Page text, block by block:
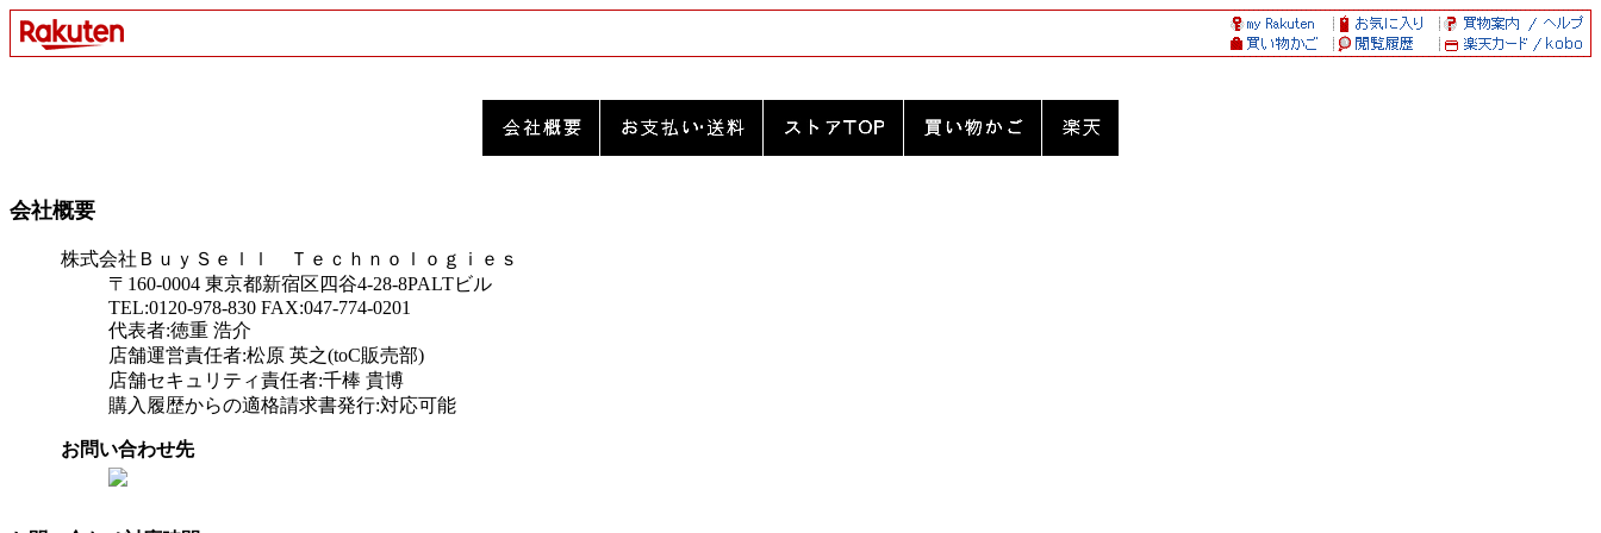
会社概要
株式会社ＢｕｙＳｅｌｌ Ｔｅｃｈｎｏｌｏｇｉｅｓ
〒160-0004 東京都新宿区四谷4-28-8PALTビル
TEL:0120-978-830 FAX:047-774-0201
代表者:徳重 浩介
店舗運営責任者:松原 英之(toC販売部)
店舗セキュリティ責任者:千棒 貴博
購入履歴からの適格請求書発行:対応可能
お問い合わせ先